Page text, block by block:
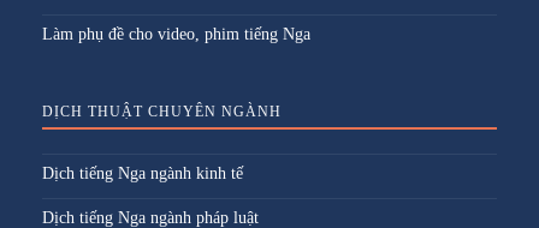
Làm phụ đề cho video, phim tiếng Nga
DỊCH THUẬT CHUYÊN NGÀNH
Dịch tiếng Nga ngành kinh tế
Dịch tiếng Nga ngành pháp luật